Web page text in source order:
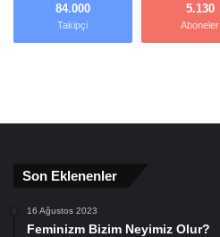
84.000
Takipçi
5.130
Aboneler
Son Eklenenler
16 Ağustos 2023
Feminizm Bizim Neyimiz Olur?